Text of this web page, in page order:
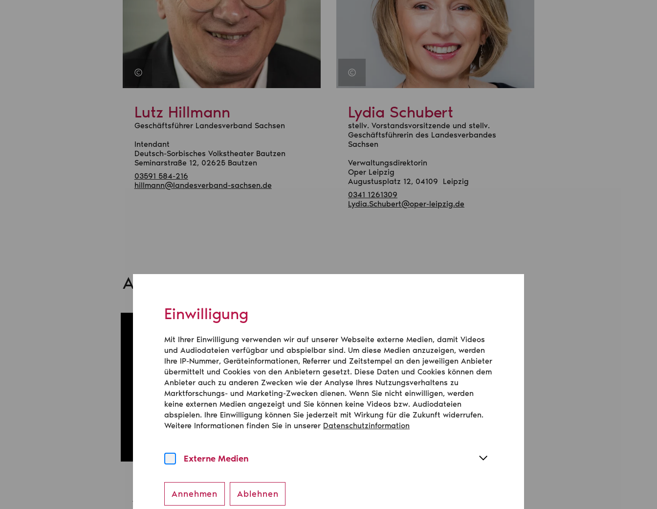
Einwilligung
Mit Ihrer Einwilligung verwenden wir auf unserer Webseite externe Medien, damit Videos
und Audiodateien verfügbar und abspielbar sind. Um diese Medien anzuzeigen, werden
Ihre IP-Nummer, Geräteinformationen, Referrer und Zeitstempel an den jeweiligen Anbieter
übermittelt und Cookies von den Anbietern gesetzt. Diese Daten und Cookies können dem
Anbieter auch zu anderen Zwecken wie der Analyse Ihres Nutzungsverhaltens zu
Marktforschungs- und Marketing-Zwecken dienen. Wenn Sie nicht einwilligen, werden
keine externen Medien angezeigt und Sie können keine Videos bzw. Audiodateien
abspielen. Ihre Einwilligung können Sie jederzeit mit Wirkung für die Zukunft widerrufen.
Weitere Informationen finden Sie in unserer Datenschutzinformation
Externe Medien
Annehmen Ablehnen
Lutz Hillmann
Geschäftsführer Landesverband Sachsen
Intendant
Deutsch-Sorbisches Volkstheater Bautzen
Seminarstraße 12, 02625 Bautzen
03591 584-216
hillmann@landesverband-sachsen.de
Lydia Schubert
stellv. Vorstandsvorsitzende und stellv.
Geschäftsführerin des Landesverbandes
Sachsen
Verwaltungsdirektorin
Oper Leipzig
Augustusplatz 12, 04109 Leipzig
0341 1261309
Lydia.Schubert@oper-leipzig.de
Assistentin des Vorstandes und Geschäftsleitung
Lydia Schmitz
Assistentin des Geschäftsführers